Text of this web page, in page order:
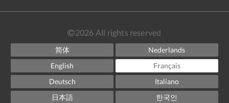
2026 All rights reserved
简体
Nederlands
English
Français
Deutsch
Italiano
日本語
한국인